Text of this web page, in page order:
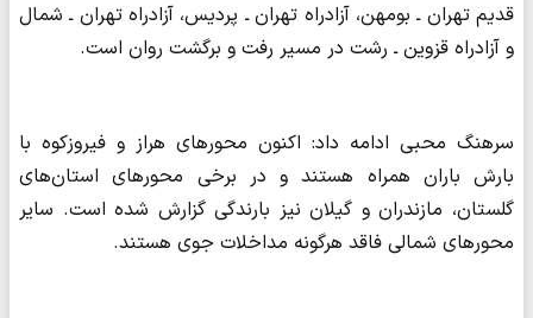
قدیم تهران ـ بومهن، آزادراه تهران ـ پردیس، آزادراه تهران ـ شمال
و آزادراه قزوین ـ رشت در مسیر رفت و برگشت روان است.
سرهنگ محبی ادامه داد: اکنون محورهای هراز و فیروزکوه با
بارش باران همراه هستند و در برخی محورهای استان‌های
گلستان، مازندران و گیلان نیز بارندگی گزارش شده است. سایر
محورهای شمالی فاقد هرگونه مداخلات جوی هستند.